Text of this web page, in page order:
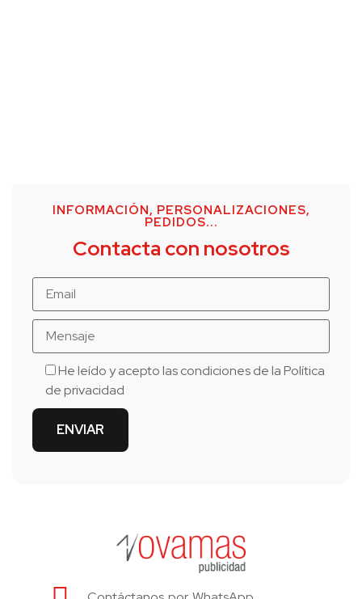
INFORMACIÓN, PERSONALIZACIONES,
PEDIDOS...
Contacta con nosotros
He leído y acepto las condiciones de laPolítica
de privacidad